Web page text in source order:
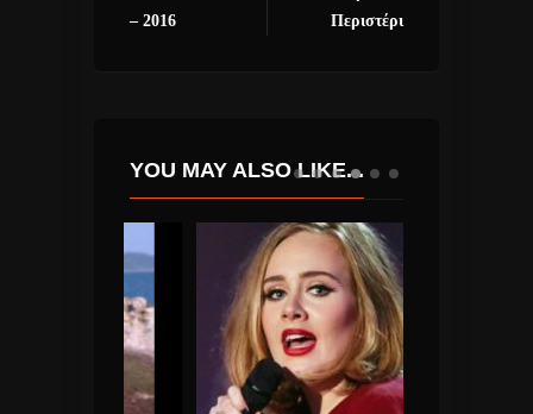
– 2016
Περιστέρι
YOU MAY ALSO LIKE...